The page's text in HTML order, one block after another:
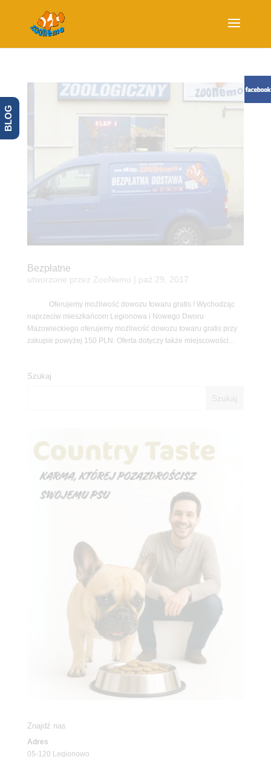
Bezpłatne
utworzone przez ZooNemo paź 29, 2017
Oferujemy możliwość dowozu towaru gratis ! Wychodząc
naprzeciw mieszkańcom Legionowa i Nowego Dworu
Mazowieckiego oferujemy możliwość dowozu towaru gratis przy
zakupie powyżej 150 PLN. Oferta dotyczy także miejscowości...
Szukaj
Znajdź nas
Adres
05-120 Legionowo
BLOG